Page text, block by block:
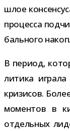
шлое
про­цесса
баль­ного
В период,
ли­тика
кри­зи­сов.
момен­тов в
отдель­ных